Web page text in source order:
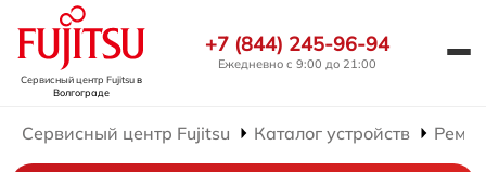
Сервисный центр Fujitsuв
Волгограде
+7 (844) 245-96-94
Ежедневно с 9:00 до 21:00
Сервисный центр Fujitsu Каталог устройств